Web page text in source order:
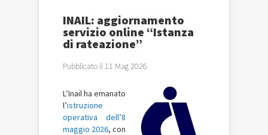
INAIL: aggiornamento
servizio online “Istanza
di rateazione”
Pubblicato il 11 Mag 2026
L’Inail ha emanato
l’istruzione
operativa dell’8
maggio 2026, con